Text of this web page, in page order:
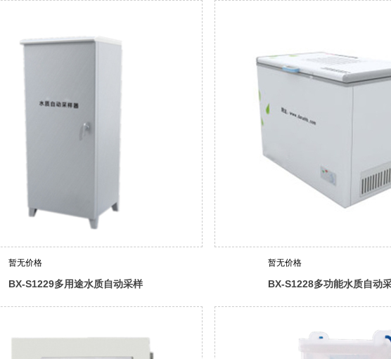
暂无价格
BX-S1229多用途水质自动采样
暂无价格
BX-S1228多功能水质自动